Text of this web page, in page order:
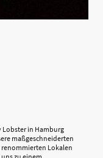
Lobster in Hamburg
maßgeschneiderten
renommierten Lokalen